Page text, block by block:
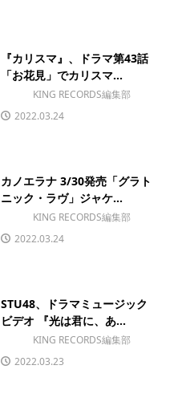
『カリスマ』、ドラマ第43話
「お花見」でカリスマ...
KING RECORDS編集部
2022.03.24
カノエラナ 3/30発売「グラト
ニック・ラヴ」ジャケ...
KING RECORDS編集部
2022.03.24
STU48、ドラマミュージック
ビデオ 『光は君に、あ...
KING RECORDS編集部
2022.03.23